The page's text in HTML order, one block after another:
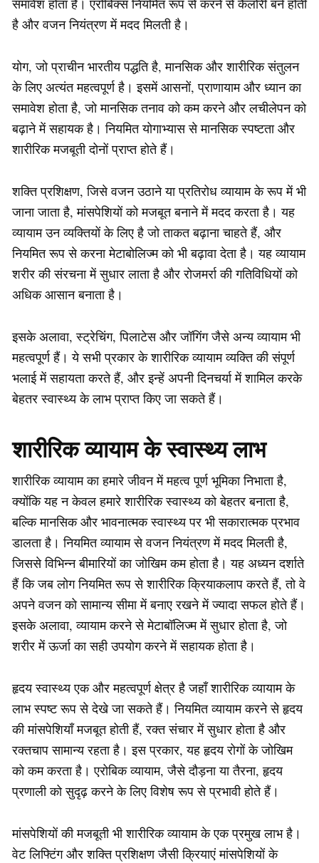
समावेश होता है। एरोबिक्स नियमित रूप से करने से कैलोरी बर्न होती
है और वजन नियंत्रण में मदद मिलती है।
योग, जो प्राचीन भारतीय पद्धति है, मानसिक और शारीरिक संतुलन
के लिए अत्यंत महत्वपूर्ण है। इसमें आसनों, प्राणायाम और ध्यान का
समावेश होता है, जो मानसिक तनाव को कम करने और लचीलेपन को
बढ़ाने में सहायक है। नियमित योगाभ्यास से मानसिक स्पष्टता और
शारीरिक मजबूती दोनों प्राप्त होते हैं।
शक्ति प्रशिक्षण, जिसे वजन उठाने या प्रतिरोध व्यायाम के रूप में भी
जाना जाता है, मांसपेशियों को मजबूत बनाने में मदद करता है। यह
व्यायाम उन व्यक्तियों के लिए है जो ताकत बढ़ाना चाहते हैं, और
नियमित रूप से करना मेटाबोलिज्म को भी बढ़ावा देता है। यह व्यायाम
शरीर की संरचना में सुधार लाता है और रोजमर्रा की गतिविधियों को
अधिक आसान बनाता है।
इसके अलावा, स्ट्रेचिंग, पिलाटेस और जॉगिंग जैसे अन्य व्यायाम भी
महत्वपूर्ण हैं। ये सभी प्रकार के शारीरिक व्यायाम व्यक्ति की संपूर्ण
भलाई में सहायता करते हैं, और इन्हें अपनी दिनचर्या में शामिल करके
बेहतर स्वास्थ्य के लाभ प्राप्त किए जा सकते हैं।
शारीरिक व्यायाम के स्वास्थ्य लाभ
शारीरिक व्यायाम का हमारे जीवन में महत्व पूर्ण भूमिका निभाता है,
क्योंकि यह न केवल हमारे शारीरिक स्वास्थ्य को बेहतर बनाता है,
बल्कि मानसिक और भावनात्मक स्वास्थ्य पर भी सकारात्मक प्रभाव
डालता है। नियमित व्यायाम से वजन नियंत्रण में मदद मिलती है,
जिससे विभिन्न बीमारियों का जोखिम कम होता है। यह अध्यन दर्शाते
हैं कि जब लोग नियमित रूप से शारीरिक क्रियाकलाप करते हैं, तो वे
अपने वजन को सामान्य सीमा में बनाए रखने में ज्यादा सफल होते हैं।
इसके अलावा, व्यायाम करने से मेटाबॉलिज्म में सुधार होता है, जो
शरीर में ऊर्जा का सही उपयोग करने में सहायक होता है।
हृदय स्वास्थ्य एक और महत्वपूर्ण क्षेत्र है जहाँ शारीरिक व्यायाम के
लाभ स्पष्ट रूप से देखे जा सकते हैं। नियमित व्यायाम करने से हृदय
की मांसपेशियाँ मजबूत होती हैं, रक्त संचार में सुधार होता है और
रक्तचाप सामान्य रहता है। इस प्रकार, यह हृदय रोगों के जोखिम
को कम करता है। एरोबिक व्यायाम, जैसे दौड़ना या तैरना, हृदय
प्रणाली को सुदृढ़ करने के लिए विशेष रूप से प्रभावी होते हैं।
मांसपेशियों की मजबूती भी शारीरिक व्यायाम के एक प्रमुख लाभ है।
वेट लिफ्टिंग और शक्ति प्रशिक्षण जैसी क्रियाएं मांसपेशियों के